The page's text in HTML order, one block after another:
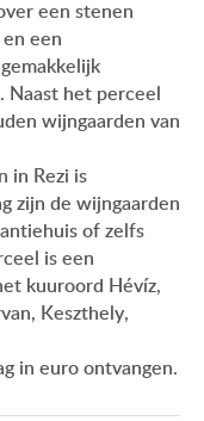
een stenen
een
Naast het perceel
wijngaarden van
in Rezi is
zijn de wijngaarden
of zelfs
is een
kuuroord Hévíz,
Keszthely,
in euro ontvangen.